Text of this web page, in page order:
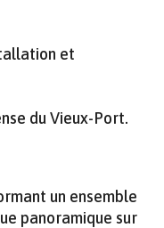
et
du Vieux-Port.
un ensemble
panoramique sur